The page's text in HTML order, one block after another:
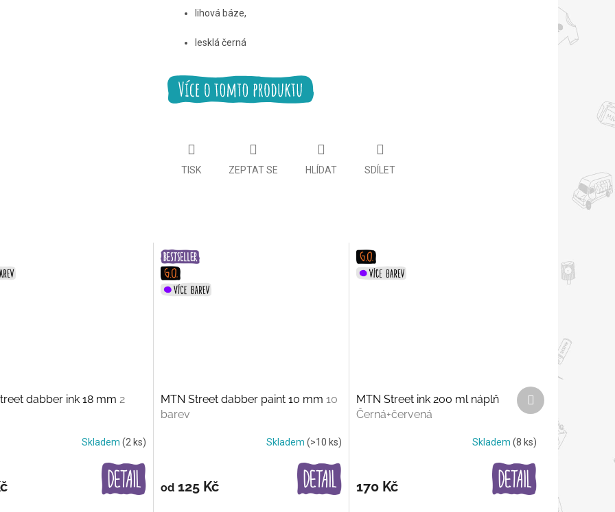
lihová báze,
lesklá černá
TISK ZEPTAT SE HLÍDAT SDÍLET
dabber ink 18 mm 2
Skladem (2 ks)
MTN Street dabber paint 10 mm 10
barev
Skladem (>10 ks)
od 125 Kč
MTN Street ink 200 ml náplň
Černá+červená
Skladem (8 ks)
170 Kč
Další
produkt